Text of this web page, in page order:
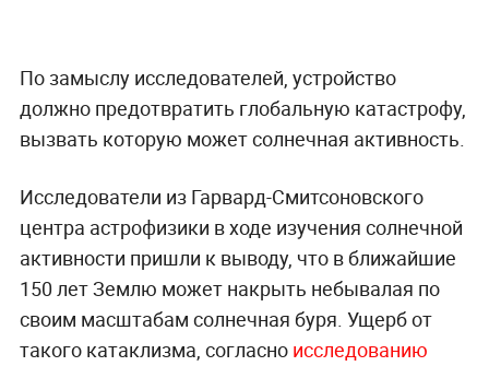
По замыслу исследователей, устройство
должно предотвратить глобальную катастрофу,
вызвать которую может солнечная активность.
Исследователи из Гарвард-Смитсоновского
центра астрофизики в ходе изучения солнечной
активности пришли к выводу, что в ближайшие
150 лет Землю может накрыть небывалая по
своим масштабам солнечная буря. Ущерб от
такого катаклизма, согласно исследованию